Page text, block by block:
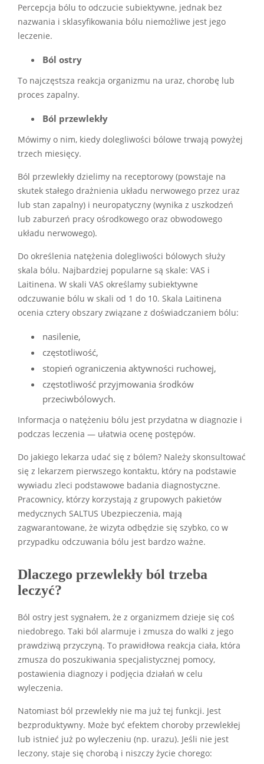
Percepcja bólu to odczucie subiektywne, jednak bez
nazwania i sklasyfikowania bólu niemożliwe jest jego
leczenie.
Ból ostry
To najczęstsza reakcja organizmu na uraz, chorobę lub
proces zapalny.
Ból przewlekły
Mówimy o nim, kiedy dolegliwości bólowe trwają powyżej
trzech miesięcy.
Ból przewlekły dzielimy na receptorowy (powstaje na
skutek stałego drażnienia układu nerwowego przez uraz
lub stan zapalny) i neuropatyczny (wynika z uszkodzeń
lub zaburzeń pracy ośrodkowego oraz obwodowego
układu nerwowego).
Do określenia natężenia dolegliwości bólowych służy
skala bólu. Najbardziej popularne są skale: VAS i
Laitinena. W skali VAS określamy subiektywne
odczuwanie bólu w skali od 1 do 10. Skala Laitinena
ocenia cztery obszary związane z doświadczaniem bólu:
nasilenie,
częstotliwość,
stopień ograniczenia aktywności ruchowej,
częstotliwość przyjmowania środków
przeciwbólowych.
Informacja o natężeniu bólu jest przydatna w diagnozie i
podczas leczenia — ułatwia ocenę postępów.
Do jakiego lekarza udać się z bólem? Należy skonsultować
się z lekarzem pierwszego kontaktu, który na podstawie
wywiadu zleci podstawowe badania diagnostyczne.
Pracownicy, którzy korzystają z grupowych pakietów
medycznych SALTUS Ubezpieczenia, mają
zagwarantowane, że wizyta odbędzie się szybko, co w
przypadku odczuwania bólu jest bardzo ważne.
Dlaczego przewlekły ból trzeba
leczyć?
Ból ostry jest sygnałem, że z organizmem dzieje się coś
niedobrego. Taki ból alarmuje i zmusza do walki z jego
prawdziwą przyczyną. To prawidłowa reakcja ciała, która
zmusza do poszukiwania specjalistycznej pomocy,
postawienia diagnozy i podjęcia działań w celu
wyleczenia.
Natomiast ból przewlekły nie ma już tej funkcji. Jest
bezproduktywny. Może być efektem choroby przewlekłej
lub istnieć już po wyleczeniu (np. urazu). Jeśli nie jest
leczony, staje się chorobą i niszczy życie chorego: